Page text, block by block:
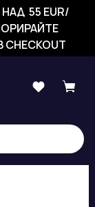
55 EUR/